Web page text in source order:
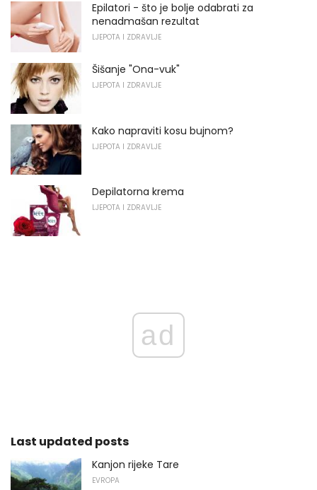
Epilatori - što je bolje odabrati za
nenadmašan rezultat
LJEPOTA I ZDRAVLJE
Šišanje "Ona-vuk"
LJEPOTA I ZDRAVLJE
Kako napraviti kosu bujnom?
LJEPOTA I ZDRAVLJE
Depilatorna krema
LJEPOTA I ZDRAVLJE
ad
Last updated posts
Kanjon rijeke Tare
EVROPA